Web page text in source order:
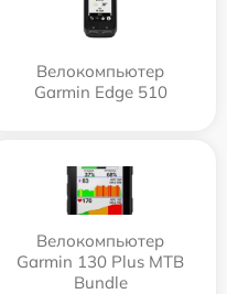
Велокомпьютер
Garmin Edge 510
Велокомпьютер
Garmin 130 Plus MTB
Bundle